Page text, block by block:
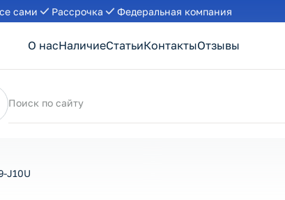
сами Рассрочка Федеральная компания
О насНаличиеСтатьиКонтактыОтзывы
Поиск по сайту
J10U